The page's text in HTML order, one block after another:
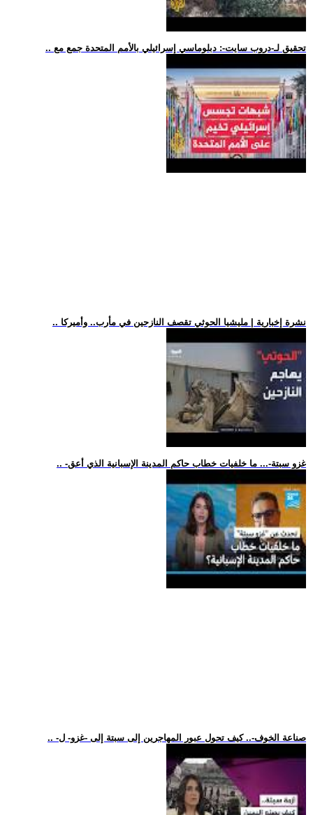
.. تحقيق لـ-دروب سايت-: دبلوماسي إسرائيلي بالأمم المتحدة جمع مع
.. نشرة إخبارية | مليشيا الحوثي تقصف النازحين في مأرب.. وأميركا
.. -غزو سبتة-... ما خلفيات خطاب حاكم المدينة الإسبانية الذي أعق
.. -صناعة الخوف-.. كيف تحول عبور المهاجرين إلى سبتة إلى -غزو- ل